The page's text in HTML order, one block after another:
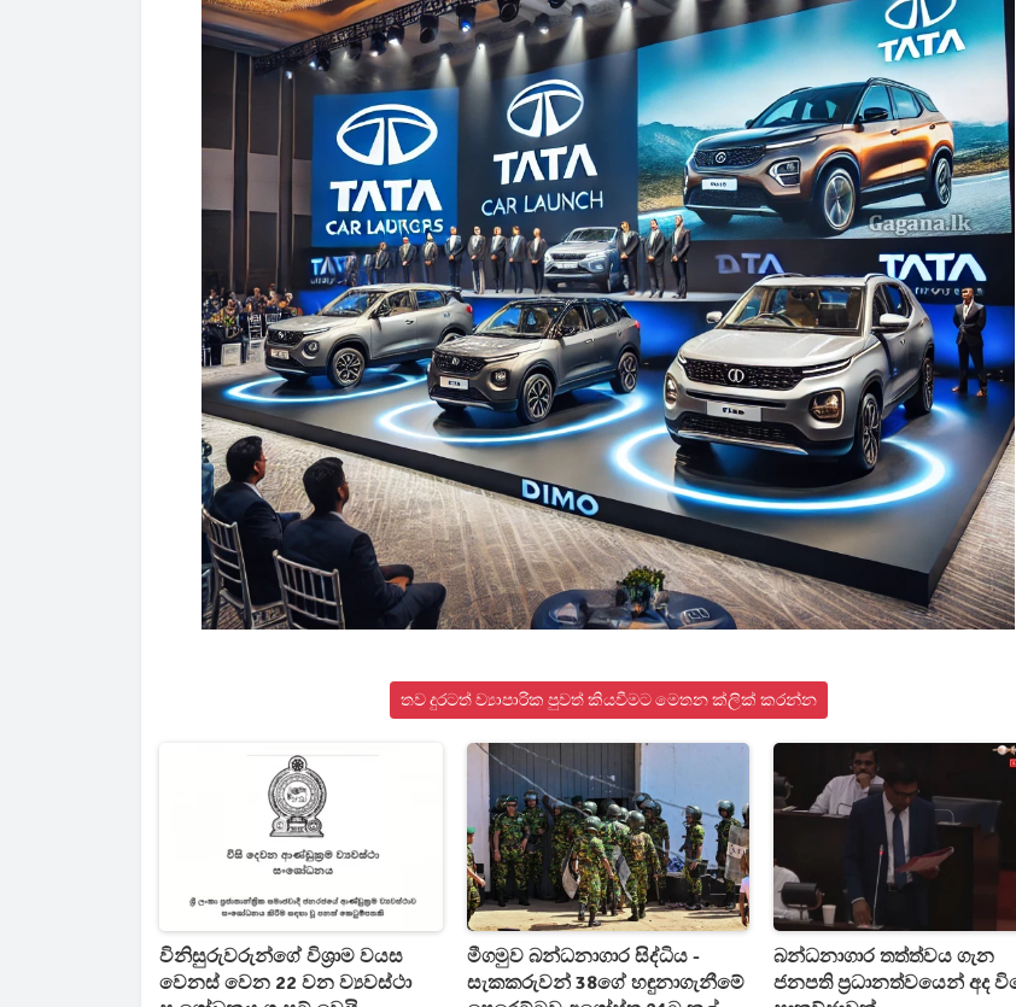
තව දුරටත් ව්‍යාපාරික පුවත් කියවීමට මෙතන ක්ලික් කරන්න
විනිසුරුවරුන්ගේ විශ්‍රාම වයස
වෙනස් වෙන 22 වන ව්‍යවස්ථා
මීගමුව බන්ධනාගාර සිද්ධිය -
සැකකරුවන් 38ගේ හඳුනාගැනීමේ
බන්ධනාගාර තත්ත්වය ගැන
ජනපති ප්‍රධානත්වයෙන් අද